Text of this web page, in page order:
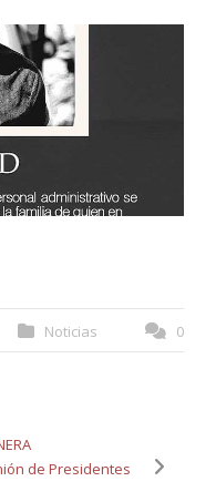
Noticias 0
de Presidentes